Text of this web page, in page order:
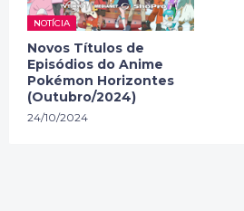
NOTÍCIA
Novos Títulos de
Episódios do Anime
Pokémon Horizontes
(Outubro/2024)
24/10/2024